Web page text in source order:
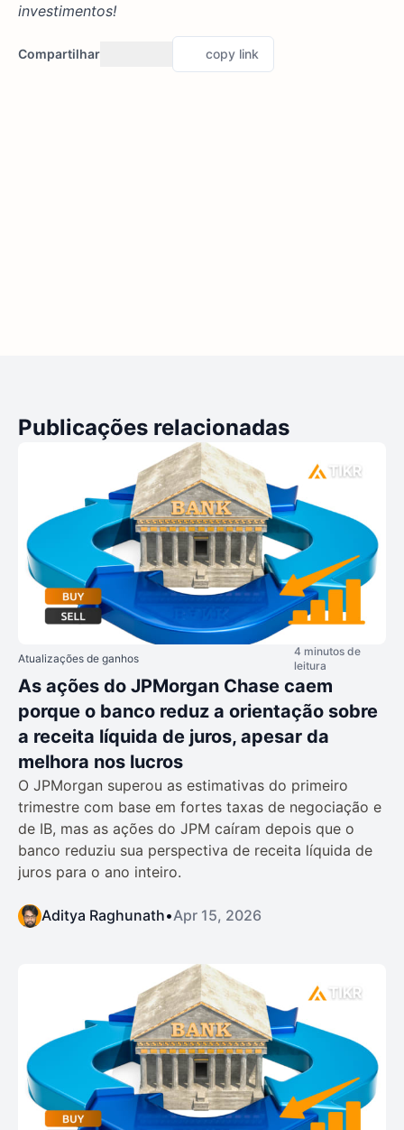
investimentos!
Compartilhar copy link
Publicações relacionadas
Atualizações de ganhos
4 minutos de
leitura
As ações do JPMorgan Chase caem
porque o banco reduz a orientação sobre
a receita líquida de juros, apesar da
melhora nos lucros
O JPMorgan superou as estimativas do primeiro
trimestre com base em fortes taxas de negociação e
de IB, mas as ações do JPM caíram depois que o
banco reduziu sua perspectiva de receita líquida de
juros para o ano inteiro.
Aditya Raghunath•Apr 15, 2026